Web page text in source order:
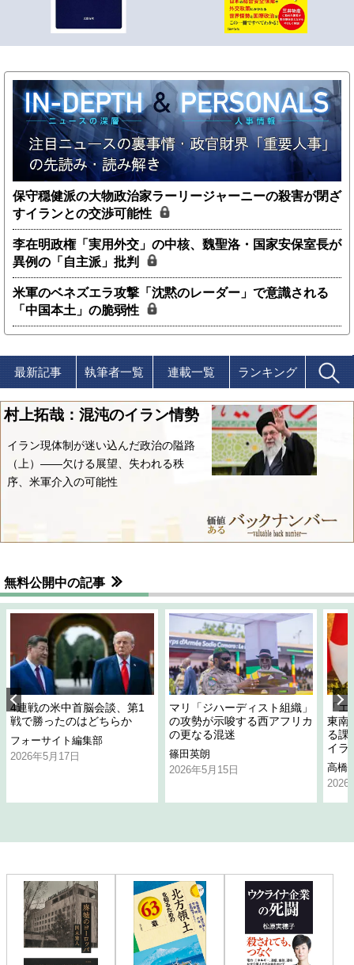
保守穏健派の大物政治家ラーリージャーニーの殺害が閉ざ
すイランとの交渉可能性
李在明政権「実用外交」の中核、魏聖洛・国家安保室長が
異例の「自主派」批判
米軍のベネズエラ攻撃「沈黙のレーダー」で意識される
「中国本土」の脆弱性
最新記事 執筆者一覧 連載一覧 ランキング
村上拓哉：混沌のイラン情勢
イラン現体制が迷い込んだ政治の隘路
（上）――欠ける展望、失われる秩
序、米軍介入の可能性
無料公開中の記事
4連戦の米中首脳会談、第1
戦で勝ったのはどちらか
フォーサイト編集部
2026年5月17日
マリ「ジハーディスト組織」
の攻勢が示唆する西アフリカ
の更なる混迷
篠田英朗
2026年5月15日
「
東南
る課
イラ
高橋
2026